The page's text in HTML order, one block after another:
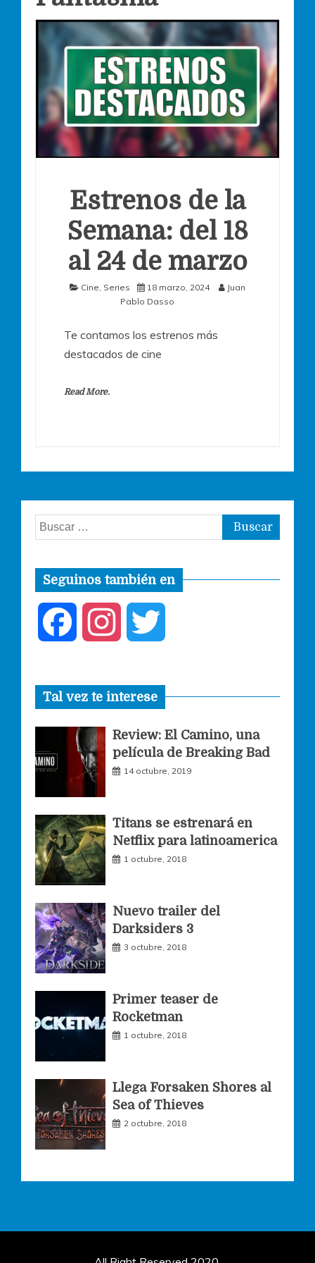
Estrenos de la
Semana: del 18
al 24 de marzo
Cine Series 18 marzo, 2024
Juan
Pablo Dasso
Te contamos los estrenos más
destacados de cine
Read More.
Buscar:
Seguinos también en
c
e
b
o
o
s
t
a
g
m
i
t
t
r
Tal vez te interese
Review: El Camino, una
película de Breaking Bad
14 octubre, 2019
Titans se estrenará en
Netflix para latinoamerica
1 octubre, 2018
Nuevo trailer del
Darksiders 3
3 octubre, 2018
Primer teaser de
Rocketman
1 octubre, 2018
Llega Forsaken Shores al
Sea of Thieves
2 octubre, 2018